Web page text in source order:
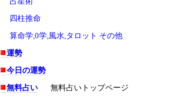
四柱推命
算命学,0学,風水,タロット その他
運勢
今日の運勢
無料占い
無料占いトップページ